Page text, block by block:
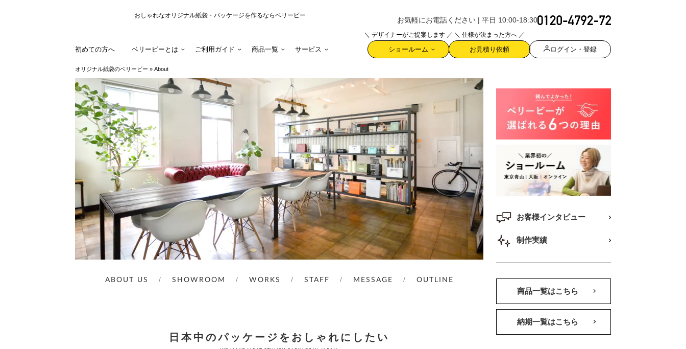
おしゃれなオリジナル紙袋・パッケージを作るならベリービー
お気軽にお電話ください | 平日 10:00-18:30
初めての方へ ベリービーとは ご利用ガイド 商品一覧 サービス
＼ デザイナーがご提案します ／
ショールーム
＼ 仕様が決まった方へ ／
お見積り依頼 ログイン・登録
オリジナル紙袋のベリービー » About
ABOUT US SHOWROOM WORKS STAFF MESSAGE OUTLINE
日本中のパッケージをおしゃれにしたい
お客様インタビュー
制作実績
商品一覧はこちら
納期一覧はこちら